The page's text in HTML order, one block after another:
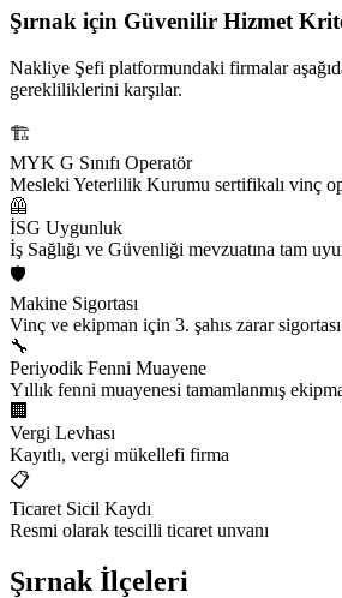
Şırnak için Güvenilir Hizmet
Nakliye Şefi platformundaki firmalar
gerekliliklerini karşılar.
🏗️
MYK G Sınıfı Operatör
Mesleki Yeterlilik Kurumu sertifikalı vinç
🦺
İSG Uygunluk
İş Sağlığı ve Güvenliği mevzuatına tam
🛡️
Makine Sigortası
Vinç ve ekipman için 3. şahıs zarar sigortası
🔧
Periyodik Fenni Muayene
Yıllık fenni muayenesi tamamlanmış
🏢
Vergi Levhası
Kayıtlı, vergi mükellefi firma
📋
Ticaret Sicil Kaydı
Resmi olarak tescilli ticaret unvanı
Şırnak İlçeleri